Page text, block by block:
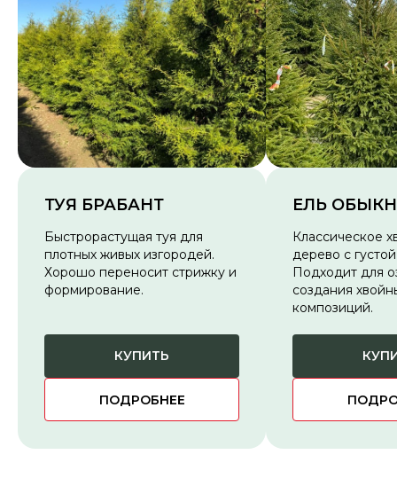
ТУЯ БРАБАНТ
Быстрорастущая туя для
плотных живых изгородей.
Хорошо переносит стрижку и
формирование.
КУПИТЬ
ПОДРОБНЕЕ
ЕЛЬ
Классическое
дерево с
Подходит для
создания
композиций.